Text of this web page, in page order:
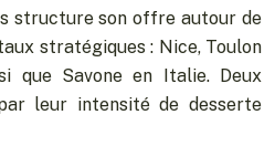
structure son offre autour de
stratégiques : Nice, Toulon
que Savone en Italie. Deux
leur intensité de desserte